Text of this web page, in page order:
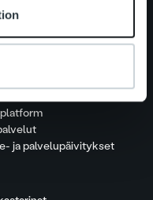
ja kulttuurimme
ja palvelupäivitykset